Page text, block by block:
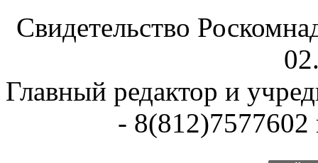
Свидетельство
Главный редактор и
- 8(812)7577602